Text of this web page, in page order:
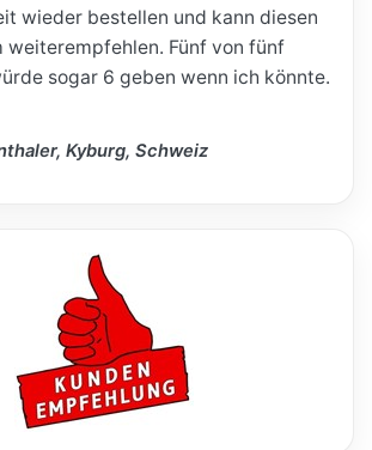
wieder bestellen und kann diesen
weiterempfehlen. Fünf von fünf
sogar 6 geben wenn ich könnte.
Kyburg, Schweiz